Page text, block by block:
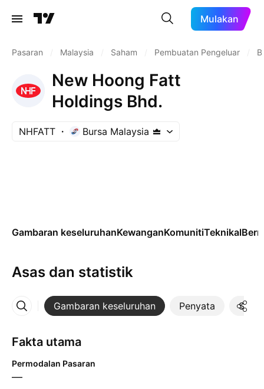
Mulakan
Pasaran Malaysia Saham Pembuatan Pengeluar
New Hoong Fatt
Holdings Bhd.
NHFATT Bursa Malaysia
Gambaran keseluruhanKewanganKomunitiTeknikal
Asas dan statistik
Gambaran keseluruhan Penyata
Lebih
Fakta utama
Permodalan Pasaran
—